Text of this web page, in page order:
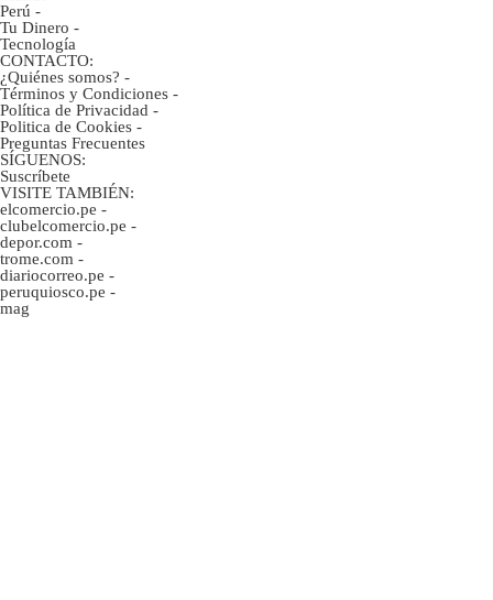
Perú -
Tu Dinero -
Tecnología
CONTACTO:
¿Quiénes somos? -
Términos y Condiciones -
Política de Privacidad -
Politica de Cookies -
Preguntas Frecuentes
SÍGUENOS:
Suscríbete
VISITE TAMBIÉN:
elcomercio.pe -
clubelcomercio.pe -
depor.com -
trome.com -
diariocorreo.pe -
peruquiosco.pe -
mag